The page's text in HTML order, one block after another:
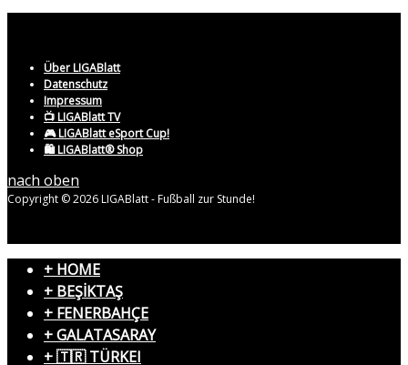
Über LIGABlatt
Datenschutz
Impressum
📺 LIGABlatt TV
🎮 LIGABlatt eSport Cup!
🛍️ LIGABlatt® Shop
nach oben
Copyright © 2026 LIGABlatt - Fußball zur Stunde!
+ HOME
+ BEŞİKTAŞ
+ FENERBAHÇE
+ GALATASARAY
+ 🇹🇷 TÜRKEI